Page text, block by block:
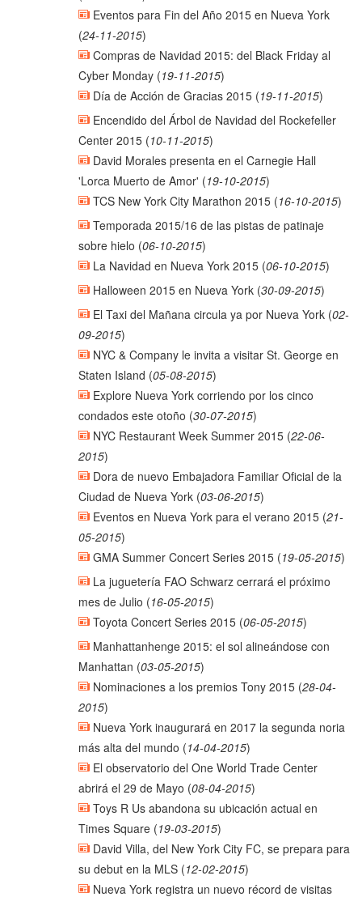
Eventos para Fin del Año 2015 en Nueva York
(24-11-2015)
Compras de Navidad 2015: del Black Friday al
Cyber Monday(19-11-2015)
Día de Acción de Gracias 2015(19-11-2015)
Encendido del Árbol de Navidad del Rockefeller
Center 2015(10-11-2015)
David Morales presenta en el Carnegie Hall
'Lorca Muerto de Amor' (19-10-2015)
TCS New York City Marathon 2015(16-10-2015)
Temporada 2015/16 de las pistas de patinaje
sobre hielo (06-10-2015)
La Navidad en Nueva York 2015(06-10-2015)
Halloween 2015 en Nueva York(30-09-2015)
El Taxi del Mañana circula ya por Nueva York(02-
09-2015)
NYC & Company le invita a visitar St. George en
Staten Island (05-08-2015)
Explore Nueva York corriendo por los cinco
condados este otoño (30-07-2015)
NYC Restaurant Week Summer 2015(22-06-
2015)
Dora de nuevo Embajadora Familiar Oficial de la
Ciudad de Nueva York(03-06-2015)
Eventos en Nueva York para el verano 2015(21-
05-2015)
GMA Summer Concert Series 2015(19-05-2015)
La juguetería FAO Schwarz cerrará el próximo
mes de Julio (16-05-2015)
Toyota Concert Series 2015(06-05-2015)
Manhattanhenge 2015: el sol alineándose con
Manhattan (03-05-2015)
Nominaciones a los premios Tony 2015(28-04-
2015)
Nueva York inaugurará en 2017 la segunda noria
más alta del mundo (14-04-2015)
El observatorio del One World Trade Center
abrirá el 29 de Mayo (08-04-2015)
Toys R Us abandona su ubicación actual en
Times Square(19-03-2015)
David Villa, del New York City FC, se prepara para
su debut en la MLS(12-02-2015)
Nueva York registra un nuevo récord de visitas